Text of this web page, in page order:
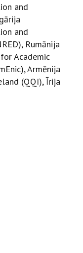
and
and
Rumānija
Academic
Armēnija
(QQI), Īrija